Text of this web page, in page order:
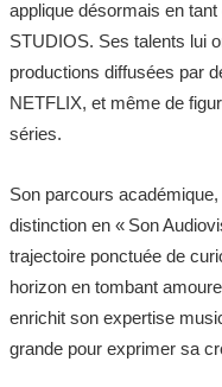
applique désormais en
STUDIOS. Ses talents lui
productions diffusées par
NETFLIX, et même de
séries.
Son parcours
distinction en « Son
trajectoire ponctuée de
horizon en tombant
enrichit son expertise
grande pour exprimer sa